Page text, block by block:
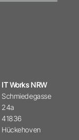
IT Works NRW
Schmiedegasse
24a
41836
Hückehoven